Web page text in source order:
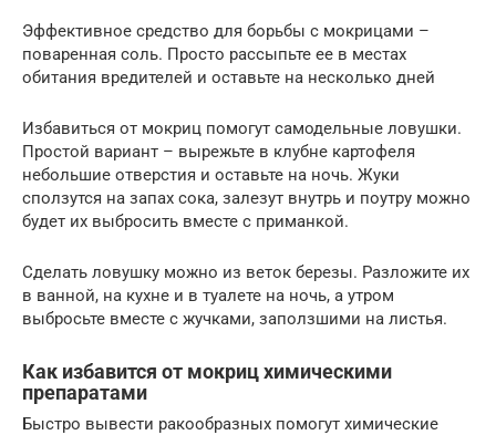
Эффективное средство для борьбы с мокрицами –
поваренная соль. Просто рассыпьте ее в местах
обитания вредителей и оставьте на несколько дней
Избавиться от мокриц помогут самодельные ловушки.
Простой вариант – вырежьте в клубне картофеля
небольшие отверстия и оставьте на ночь. Жуки
сползутся на запах сока, залезут внутрь и поутру можно
будет их выбросить вместе с приманкой.
Сделать ловушку можно из веток березы. Разложите их
в ванной, на кухне и в туалете на ночь, а утром
выбросьте вместе с жучками, заползшими на листья.
Как избавится от мокриц химическими
препаратами
Быстро вывести ракообразных помогут химические